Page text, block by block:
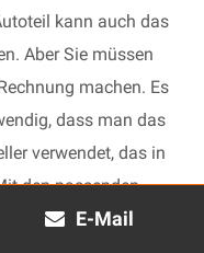
E-Mail
kann auch das
Aber Sie müssen
machen. Es
dass man das
verwendet, das in
den passenden
Getriebe schnell